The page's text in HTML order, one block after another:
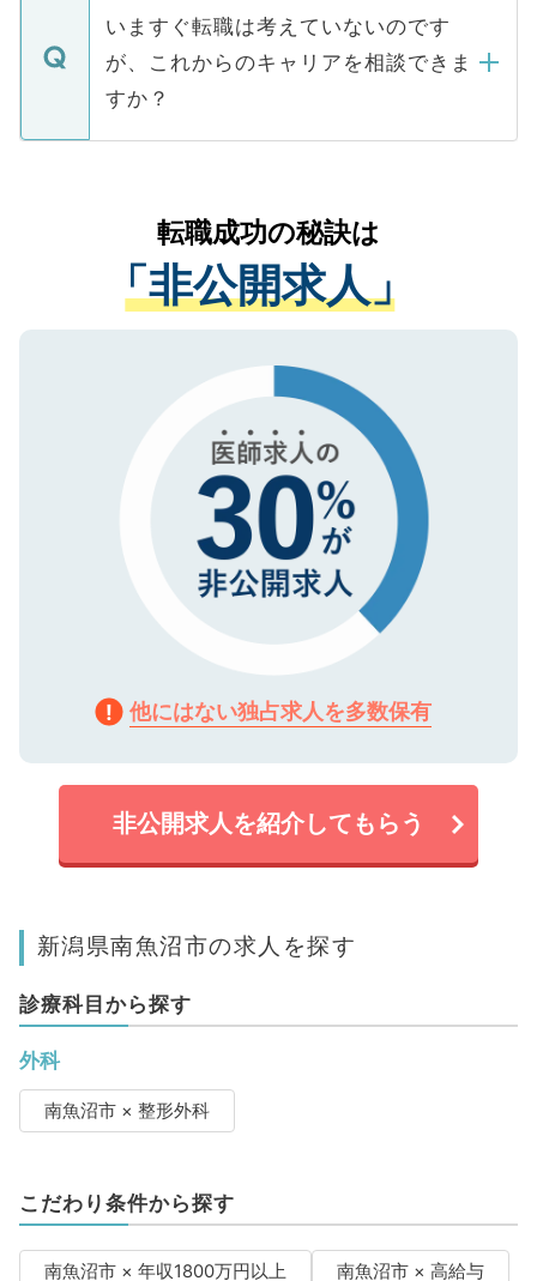
に、医療機関が求める条件に合った人材の
みを人材紹介会社に依頼するケースが増え
ています。
の辞退の連絡はキャリアパートナーが行い
で、ご安心ください。当サイトからの登録
などで収集したご登録者様の個人情報は、
ご本人のキャリアアップおよび転職活動の
支援を目的に使用いたします。お預かりし
ているすべての個人データはご本人の許可
は、個人情報の取り扱いについての厳密な
管理基準を満たした事業者のみに付与され
る、プライバシーマークを取得済みです。
で、機密保持に関してもご安心ください。
いますぐ転職は考えていないのです
が、これからのキャリアを相談できま
すか？
かがいして、現在の医療機関の状況や紹介
経験をまじえながら、適切なアドバイスを
させていただきます。すぐにご転職をされ
ない方には、長期的なサポートが可能です
ので、まずはご登録ください。
転職成功の秘訣は
「非公開求人」
他にはない独占求人を多数保有
非公開求人を紹介してもらう
新潟県南魚沼市の求人を探す
診療科目から探す
外科
南魚沼市 × 整形外科
こだわり条件から探す
南魚沼市 × 年収1800万円以上
南魚沼市 × 高給与